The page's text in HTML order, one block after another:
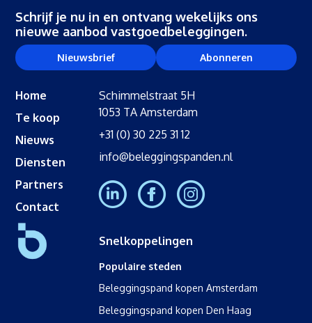
Schrijf je nu in en ontvang wekelijks ons
nieuwe aanbod vastgoedbeleggingen.
Nieuwsbrief Abonneren
Home
Te koop
Nieuws
Diensten
Partners
Contact
Schimmelstraat 5H
1053 TA Amsterdam
+31 (0) 30 225 31 12
info@beleggingspanden.nl
Snelkoppelingen
Populaire steden
Beleggingspand kopen Amsterdam
Beleggingspand kopen Den Haag